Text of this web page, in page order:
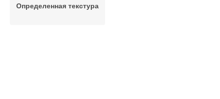
Определенная текстура